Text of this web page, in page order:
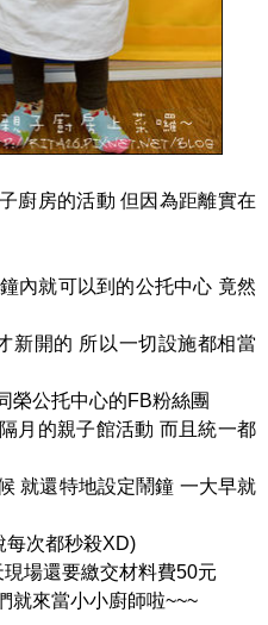
廚房的活動 但因為距離實在
內就可以到的公托中心 竟然
新開的 所以一切設施都相當
榮公托中心的FB粉絲團
月的親子館活動 而且統一都
就還特地設定鬧鐘 一大早就
每次都秒殺XD)
場還要繳交材料費50元
就來當小小廚師啦~~~